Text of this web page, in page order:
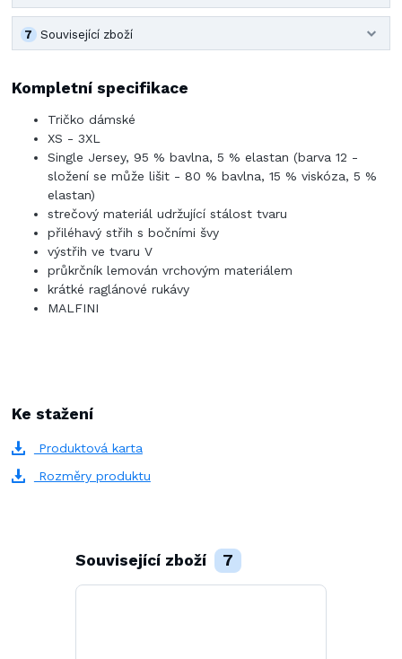
Související zboží
7
Kompletní specifikace
Tričko dámské
XS - 3XL
Single Jersey, 95 % bavlna, 5 % elastan (barva 12 -
složení se může lišit - 80 % bavlna, 15 % viskóza, 5 %
elastan)
strečový materiál udržující stálost tvaru
přiléhavý střih s bočními švy
výstřih ve tvaru V
průkrčník lemován vrchovým materiálem
krátké raglánové rukávy
MALFINI
Ke stažení
Produktová karta
Rozměry produktu
Související zboží 7